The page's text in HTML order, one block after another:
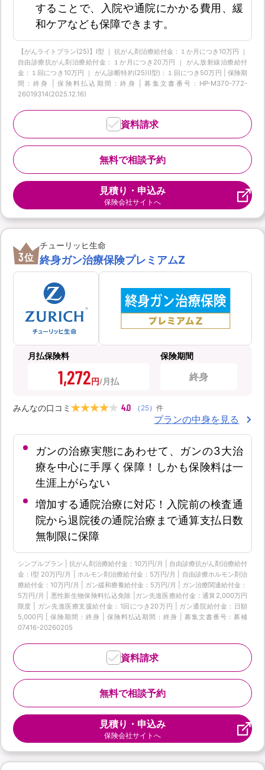
することで、入院や通院にかかる費用、緩
和ケアなども保障できます。
【がんライトプラン(25)】I型 ｜ 抗がん剤治療給付金：１か月につき10万円 ｜
自由診療抗がん剤治療給付金：１か月につき20万円 ｜ がん放射線治療給付
金：１回につき10万円 ｜ がん診断特約(25)(Ⅰ型)：１回につき50万円 | 保険期
間：終身 | 保険料払込期間：終身 | 募集文書番号：HP-M370-772-
26019314(2025.12.16)
無料で相談予約
資料請求
見積り・申込み
保険会社サイトへ
3位
チューリッヒ生命
終身ガン治療保険プレミアムZ
月払保険料
1,272円
保険期間
終身
みんなの口コミ 4.0 （ 25） 件
プランの中身を見る
ガンの治療実態にあわせて、ガンの3大治
療を中心に手厚く保障！しかも保険料は一
生涯上がらない
増加する通院治療に対応！入院前の検査通
院から退院後の通院治療まで通算支払日数
無制限に保障
シンプルプラン | 抗がん剤治療給付金：10万円/月 | 自由診療抗がん剤治療給付
金：Ⅰ型 20万円/月 | ホルモン剤治療給付金：5万円/月 | 自由診療ホルモン剤治
療給付金：10万円/月 | ガン緩和療養給付金：5万円/月 | ガン治療関連給付金：
5万円/月 | 悪性新生物保険料払込免除 |ガン先進医療給付金：通算2,000万円
限度 | ガン先進医療支援給付金：1回につき20万円 | ガン通院給付金：日額
5,000円 | 保険期間：終身 | 保険料払込期間：終身 | 募集文書番号：募補
07416-20260205
無料で相談予約
資料請求
見積り・申込み
保険会社サイトへ